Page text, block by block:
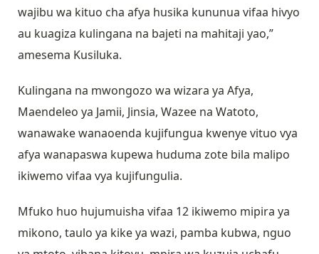
wajibu wa kituo cha afya husika kununua vifaa hivyo
au kuagiza kulingana na bajeti na mahitaji yao,”
amesema Kusiluka.
Kulingana na mwongozo wa wizara ya Afya,
Maendeleo ya Jamii, Jinsia, Wazee na Watoto,
wanawake wanaoenda kujifungua kwenye vituo vya
afya wanapaswa kupewa huduma zote bila malipo
ikiwemo vifaa vya kujifungulia.
Mfuko huo hujumuisha vifaa 12 ikiwemo mipira ya
mikono, taulo ya kike ya wazi, pamba kubwa, nguo